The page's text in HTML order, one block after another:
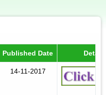
Published Date Details
14-11-2017